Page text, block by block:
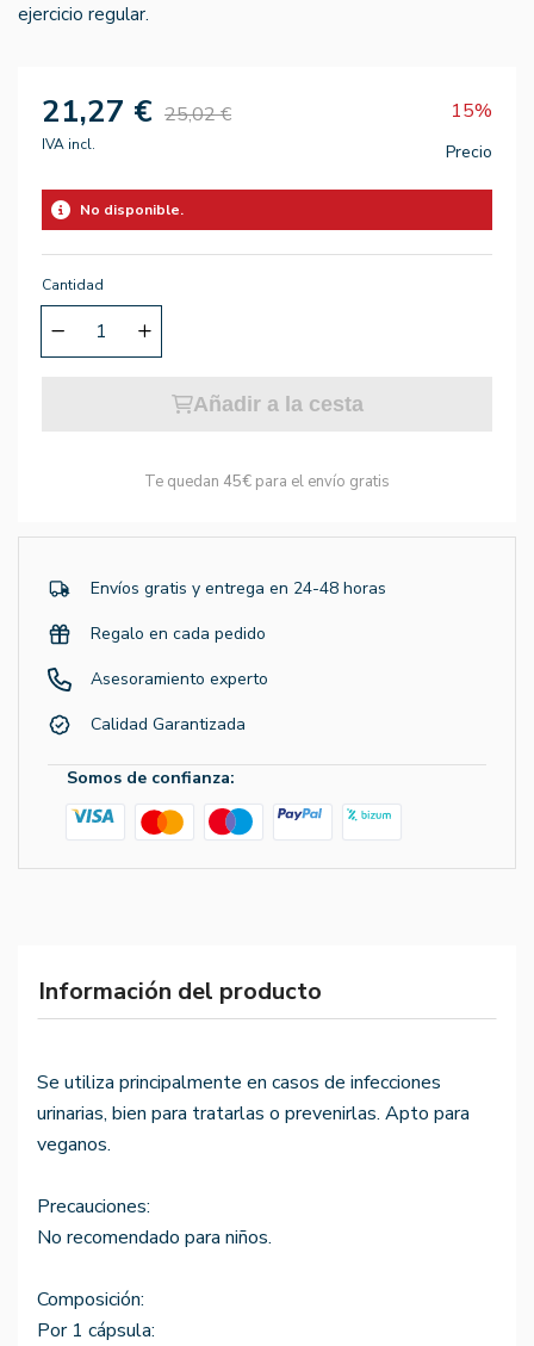
ejercicio regular.
21,27 € 25,02 € 15%
IVA incl. Precio
No disponible.
Cantidad
Añadir a la cesta
Te quedan 45€ para el envío gratis
Envíos gratis y entrega en 24-48 horas
Regalo en cada pedido
Asesoramiento experto
Calidad Garantizada
Somos de confianza:
Información del producto
Se utiliza principalmente en casos de infecciones
urinarias, bien para tratarlas o prevenirlas. Apto para
veganos.
Precauciones:
No recomendado para niños.
Composición:
Por 1 cápsula: